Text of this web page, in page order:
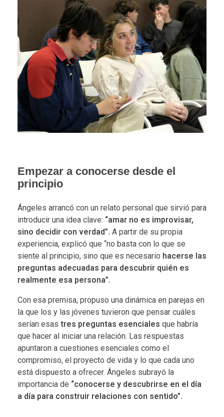
Empezar a conocerse desde el
principio
Ángeles arrancó con un relato personal que sirvió para
introducir una idea clave: “amar no es improvisar,
sino decidir con verdad”. A partir de su propia
experiencia, explicó que “no basta con lo que se
siente al principio, sino que es necesario hacerse las
preguntas adecuadas para descubrir quién es
realmente esa persona”.
Con esa premisa, propuso una dinámica en parejas en
la que los y las jóvenes tuvieron que pensar cuáles
serían esas tres preguntas esenciales que habría
que hacer al iniciar una relación. Las respuestas
apuntaron a cuestiones esenciales como el
compromiso, el proyecto de vida y lo que cada uno
está dispuesto a ofrecer. Ángeles subrayó la
importancia de “conocerse y descubrirse en el día
a día para construir relaciones con sentido”.